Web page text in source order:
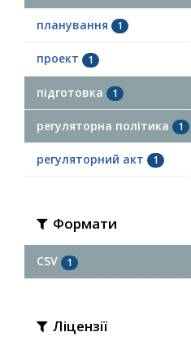
планування 1
проект 1
підготовка 1
регуляторна політика 1
регуляторний акт 1
Формати
CSV 1
Ліцензії